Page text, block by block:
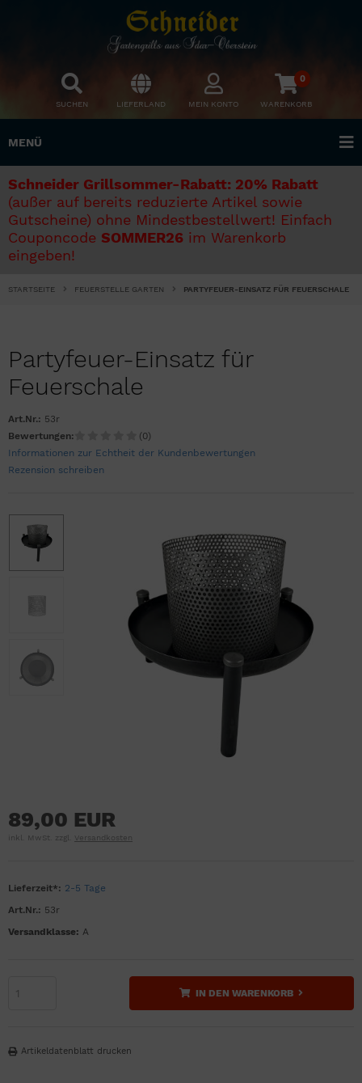
SUCHEN LIEFERLAND MEIN KONTO
0
WARENKORB
MENÜ
Schneider Grillsommer-Rabatt: 20% Rabatt
(außer auf bereits reduzierte Artikel sowie
Gutscheine) ohne Mindestbestellwert! Einfach
Couponcode SOMMER26 im Warenkorb
eingeben!
STARTSEITE FEUERSTELLE GARTEN PARTYFEUER-EINSATZ FÜR FEUERSCHALE
Partyfeuer-Einsatz für
Feuerschale
Art.Nr.: 53r
Bewertungen:
(0)
Informationen zur Echtheit der Kundenbewertungen
Rezension schreiben
89,00 EUR
inkl. MwSt. zzgl. Versandkosten
Lieferzeit*: 2-5 Tage
Art.Nr.: 53r
Versandklasse: A
IN DEN WARENKORB
Artikeldatenblatt drucken